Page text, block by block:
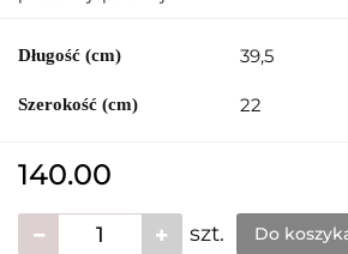
Długość (cm) 39,5
Szerokość (cm) 22
140.00
szt. Do